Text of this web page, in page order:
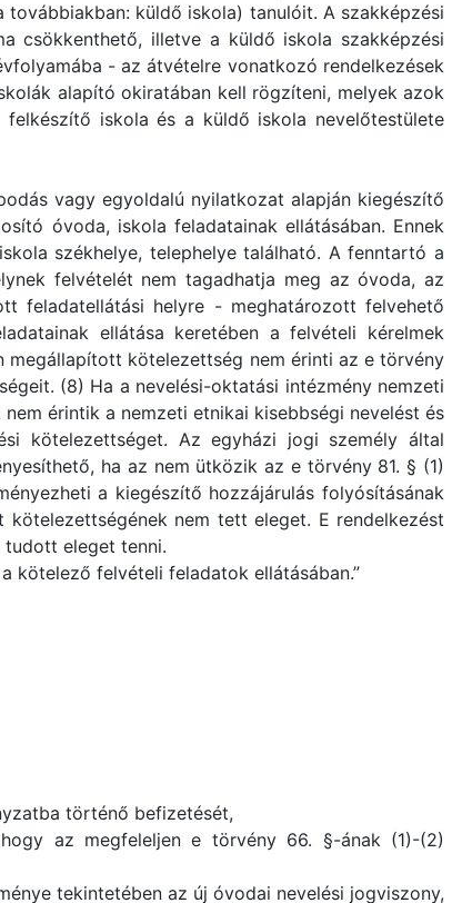
küldő iskola) tanulóit. A szakképzési
csökkenthető, illetve a küldő iskola szakképzési
- az átvételre vonatkozó rendelkezések
alapító okiratában kell rögzíteni, melyek azok
iskola és a küldő iskola nevelőtestülete
vagy egyoldalú nyilatkozat alapján kiegészítő
óvoda, iskola feladatainak ellátásában. Ennek
székhelye, telephelye található. A fenntartó a
felvételét nem tagadhatja meg az óvoda, az
feladatellátási helyre - meghatározott felvehető
ellátása keretében a felvételi kérelmek
megállapított kötelezettség nem érinti az e törvény
(8) Ha a nevelési-oktatási intézmény nemzeti
érintik a nemzeti etnikai kisebbségi nevelést és
kötelezettséget. Az egyházi jogi személy által
ha az nem ütközik az e törvény 81. § (1)
a kiegészítő hozzájárulás folyósításának
nem tett eleget. E rendelkezést
tudott eleget tenni.
kötelező felvételi feladatok ellátásában.”
történő befizetését,
az megfeleljen e törvény 66. §-ának (1)-(2)
tekintetében az új óvodai nevelési jogviszony,